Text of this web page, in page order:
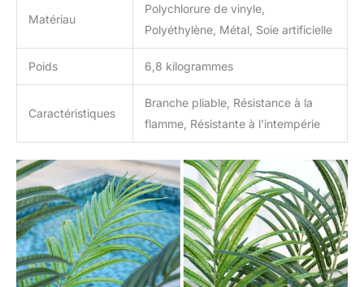
Matériau
Polychlorure de vinyle,
Polyéthylène, Métal, Soie artificielle
Poids 6,8 kilogrammes
Caractéristiques
Branche pliable, Résistance à la
flamme, Résistante à l’intempérie